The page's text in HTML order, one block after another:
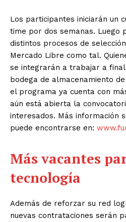
Los participantes iniciarán un
time por dos semanas. Luego
distintos procesos de
Mercado Libre como tal.
se integrarán a trabajar a
bodega de almacenamiento
el programa ya cuenta con
aún está abierta la
interesados. Más información
puede encontrarse en:
Más vacantes
tecnología
Además de reforzar su red
nuevas contrataciones serán